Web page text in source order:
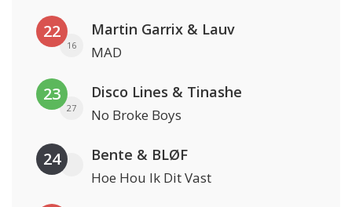
22
16
Martin Garrix & Lauv
MAD
23
27
Disco Lines & Tinashe
No Broke Boys
24 Bente & BLØF
Hoe Hou Ik Dit Vast